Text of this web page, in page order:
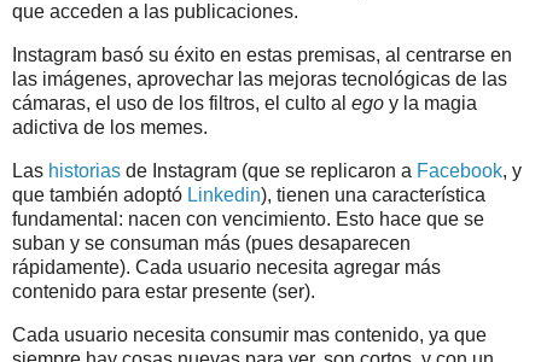
que acceden a las publicaciones.
Instagram basó su éxito en estas premisas, al centrarse en
las imágenes, aprovechar las mejoras tecnológicas de las
cámaras, el uso de los filtros, el culto al ego y la magia
adictiva de los memes.
Las historias de Instagram (que se replicaron a Facebook, y
que también adoptó Linkedin), tienen una característica
fundamental: nacen con vencimiento. Esto hace que se
suban y se consuman más (pues desaparecen
rápidamente). Cada usuario necesita agregar más
contenido para estar presente (ser).
Cada usuario necesita consumir mas contenido, ya que